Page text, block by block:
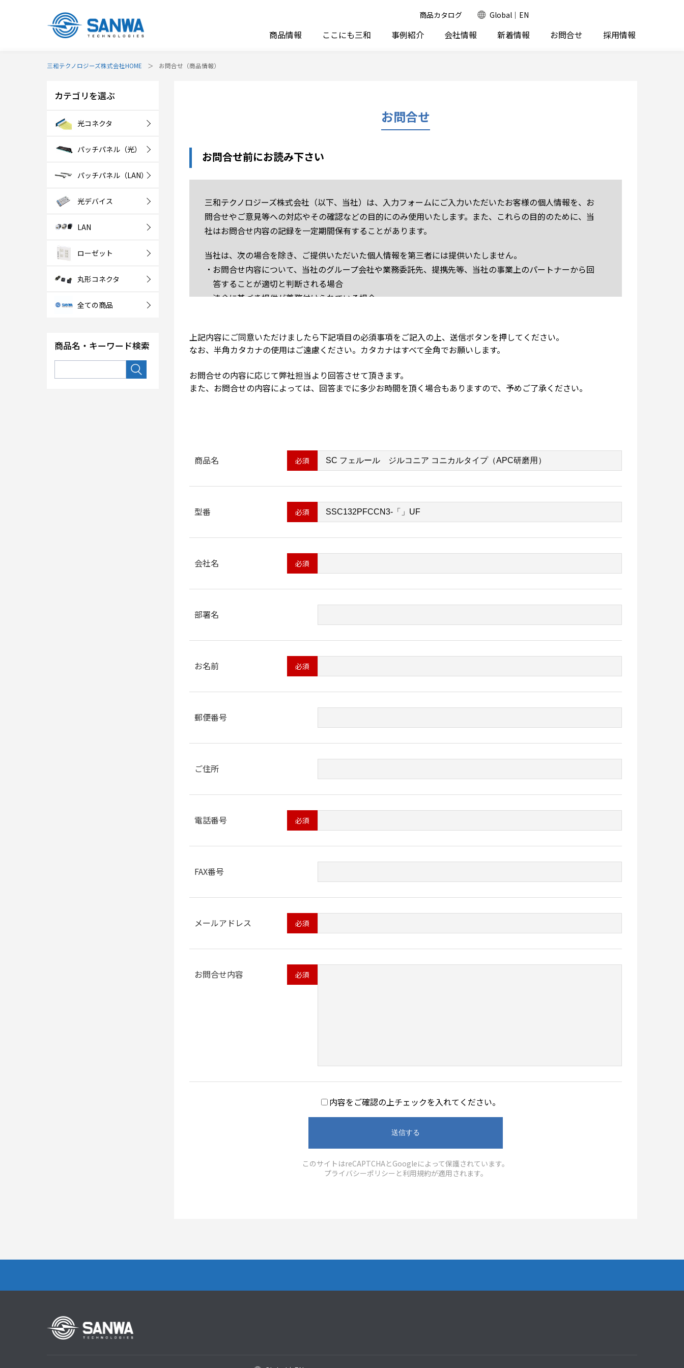
商品カタログ Global｜EN
商品情報 ここにも三和 事例紹介 会社情報 新着情報 お問合せ 採用情報
三和テクノロジーズ株式会社HOME お問合せ（商品情報）
カテゴリを選ぶ
光コネクタ
パッチパネル（光）
パッチパネル（LAN）
光デバイス
LAN
ローゼット
丸形コネクタ
全ての商品
商品名・キーワード検索
お問合せ
お問合せ前にお読み下さい
三和テクノロジーズ株式会社（以下、当社）は、入力フォームにご入力いただいたお客様の個人情報を、お
問合せやご意見等への対応やその確認などの目的にのみ使用いたします。また、これらの目的のために、当
社はお問合せ内容の記録を一定期間保有することがあります。
当社は、次の場合を除き、ご提供いただいた個人情報を第三者には提供いたしません。
お問合せ内容について、当社のグループ会社や業務委託先、提携先等、当社の事業上のパートナーから回
答することが適切と判断される場合
法令に基づき提供が義務付けられている場合
ご回答は電子メール、書面、電話、またはFAXで行う場合があり、ご回答までにお時間をいただく場合もあり
ます。また、土日祝日、夏季休業、年末年始にいただいたメールでのお問合せは、翌営業日以降の対応とな
なお、以下のような内容については、ご回答や担当部署・グループ会社への転送は致しかねます。
りませんのでご注意ください。
お問合せの際には、下記の項目を正確にご入力ください。ご入力のない場合やお問合せ内容によっては、回
答できかねる場合がありますので、あらかじめご了承ください。
上記内容にご同意いただけましたら下記項目の必須事項をご記入の上、送信ボタンを押してください。
なお、半角カタカナの使用はご遠慮ください。カタカナはすべて全角でお願いします。
お問合せの内容に応じて弊社担当より回答させて頂きます。
また、お問合せの内容によっては、回答までに多少お時間を頂く場合もありますので、予めご了承ください。
商品名
型番
会社名
部署名
お名前
郵便番号
ご住所
電話番号
FAX番号
メールアドレス
お問合せ内容
内容をご確認の上チェックを入れてください。
このサイトはreCAPTCHAとGoogleによって保護されています。
プライバシーポリシー と利用規約が適用されます。